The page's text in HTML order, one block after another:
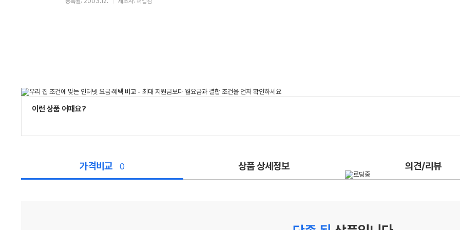
이런 상품 어때요?
가격비교 0 상품 상세정보 의견/리뷰